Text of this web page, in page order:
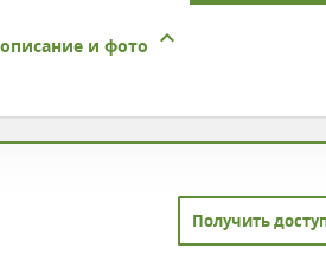
и фото
Получить